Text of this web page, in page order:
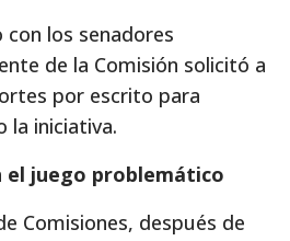
los senadores
de la Comisión solicitó a
por escrito para
la iniciativa.
el juego problemático
Comisiones, después de